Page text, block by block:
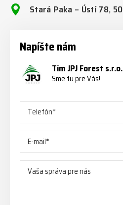
Stará Paka – Ústí 78,
Napíšte nám
Tím JPJ Forest s.r.o.
Sme tu pre Vás!